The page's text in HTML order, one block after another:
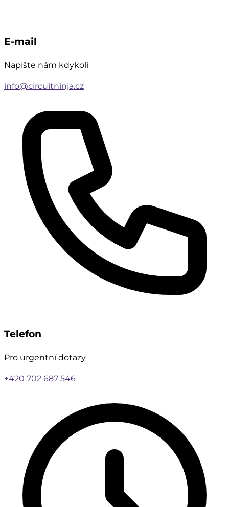
E-mail
Napište nám kdykoli
info@circuitninja.cz
Telefon
Pro urgentní dotazy
+420 702 687 546